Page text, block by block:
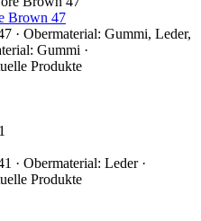
Brown 47
· Obermaterial: Gummi, Leder,
Gummi ·
Produkte
· Obermaterial: Leder ·
Produkte